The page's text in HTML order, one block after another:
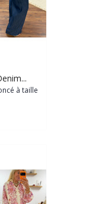
à taille